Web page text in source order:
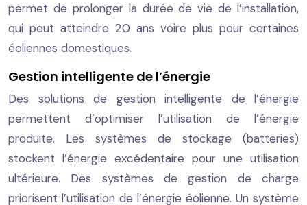
permet de prolonger la durée de vie de l’installation,
qui peut atteindre 20 ans voire plus pour certaines
éoliennes domestiques.
Gestion intelligente de l’énergie
Des solutions de gestion intelligente de l’énergie
permettent d’optimiser l’utilisation de l’énergie
produite. Les systèmes de stockage (batteries)
stockent l’énergie excédentaire pour une utilisation
ultérieure. Des systèmes de gestion de charge
priorisent l’utilisation de l’énergie éolienne. Un système